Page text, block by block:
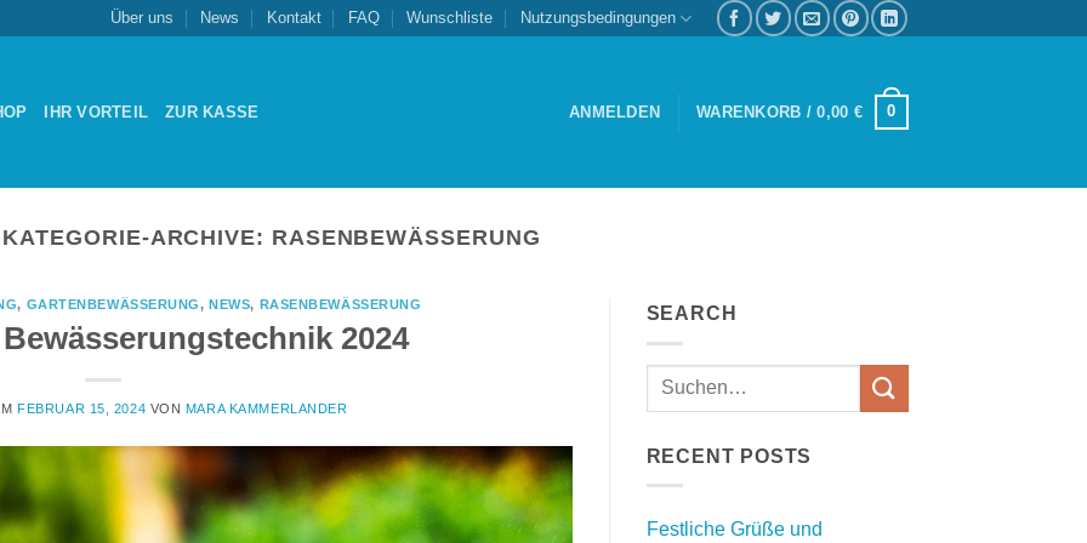
Über uns News Kontakt FAQ Wunschliste Nutzungsbedingungen
IHR VORTEIL ZUR KASSE ANMELDEN WARENKORB /0,00 € 0
KATEGORIE-ARCHIVE: RASENBEWÄSSERUNG
, GARTENBEWÄSSERUNG,NEWS, RASENBEWÄSSERUNG
2024
FEBRUAR 15, 2024 VON MARA KAMMERLANDER
SEARCH
RECENT POSTS
Festliche Grüße und